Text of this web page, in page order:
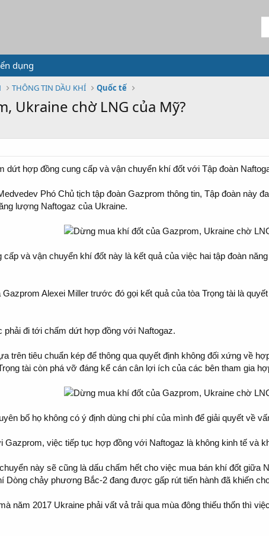
dụng
THÔNG TIN DẦU KHÍ Quốc tế
Ukraine chờ LNG của Mỹ?
dứt hợp đồng cung cấp và vận chuyển khí đốt với Tập đoàn
Phó Chủ tịch tập đoàn Gazprom thông tin, Tập đoàn này
lượng Naftogaz của Ukraine.
và vận chuyển khí đốt này là kết quả của việc hai tập đoàn
Alexei Miller trước đó gọi kết quả của tòa Trọng tài là
phải đi tới chấm dứt hợp đồng với Naftogaz.
trên tiêu chuẩn kép để thông qua quyết định không đối xứng về
tài còn phá vỡ đáng kể cán cân lợi ích của các bên tham gia
bố họ không có ý định dùng chi phí của mình để giải quyết về
Gazprom, việc tiếp tục hợp đồng với Naftogaz là không kinh tế và
này sẽ cũng là dấu chấm hết cho việc mua bán khí đốt giữa
Dòng chảy phương Bắc-2 đang được gấp rút tiến hành đã khiến
năm 2017 Ukraine phải vất vả trải qua mùa đông thiếu thốn thì